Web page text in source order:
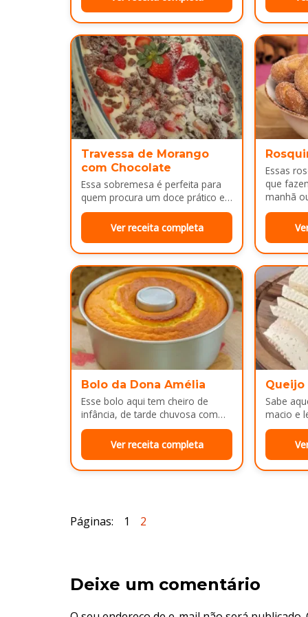
massa… Por…
Travessa de Morango
com Chocolate
Essa sobremesa é perfeita para
quem procura um doce prático e
bonito para servir em almoços de
família, aniversários ou…
Ver receita completa
Essas
que
manhã
bem
Bolo da Dona Amélia
Esse bolo aqui tem cheiro de
infância, de tarde chuvosa com
café passado na hora e risada
solta na cozinha!…
Ver receita completa
Queijo
Sabe
macio e
e cara
Páginas: 1 2
Deixe um comentário